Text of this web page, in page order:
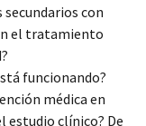
con
el tratamiento
funcionando?
médica en
estudio clínico? De